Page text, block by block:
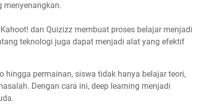
menyenangkan.
dan Quizizz membuat proses belajar menjadi
teknologi juga dapat menjadi alat yang efektif
hingga permainan, siswa tidak hanya belajar teori,
Dengan cara ini, deep learning menjadi